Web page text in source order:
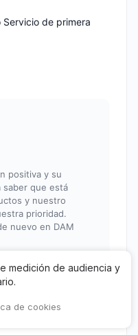
de primera
positiva y su
saber que está
y nuestro
prioridad.
nuevo en DAM
medición de audiencia y
de cookies